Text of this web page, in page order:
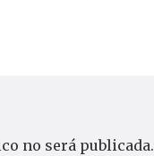
no será publicada.